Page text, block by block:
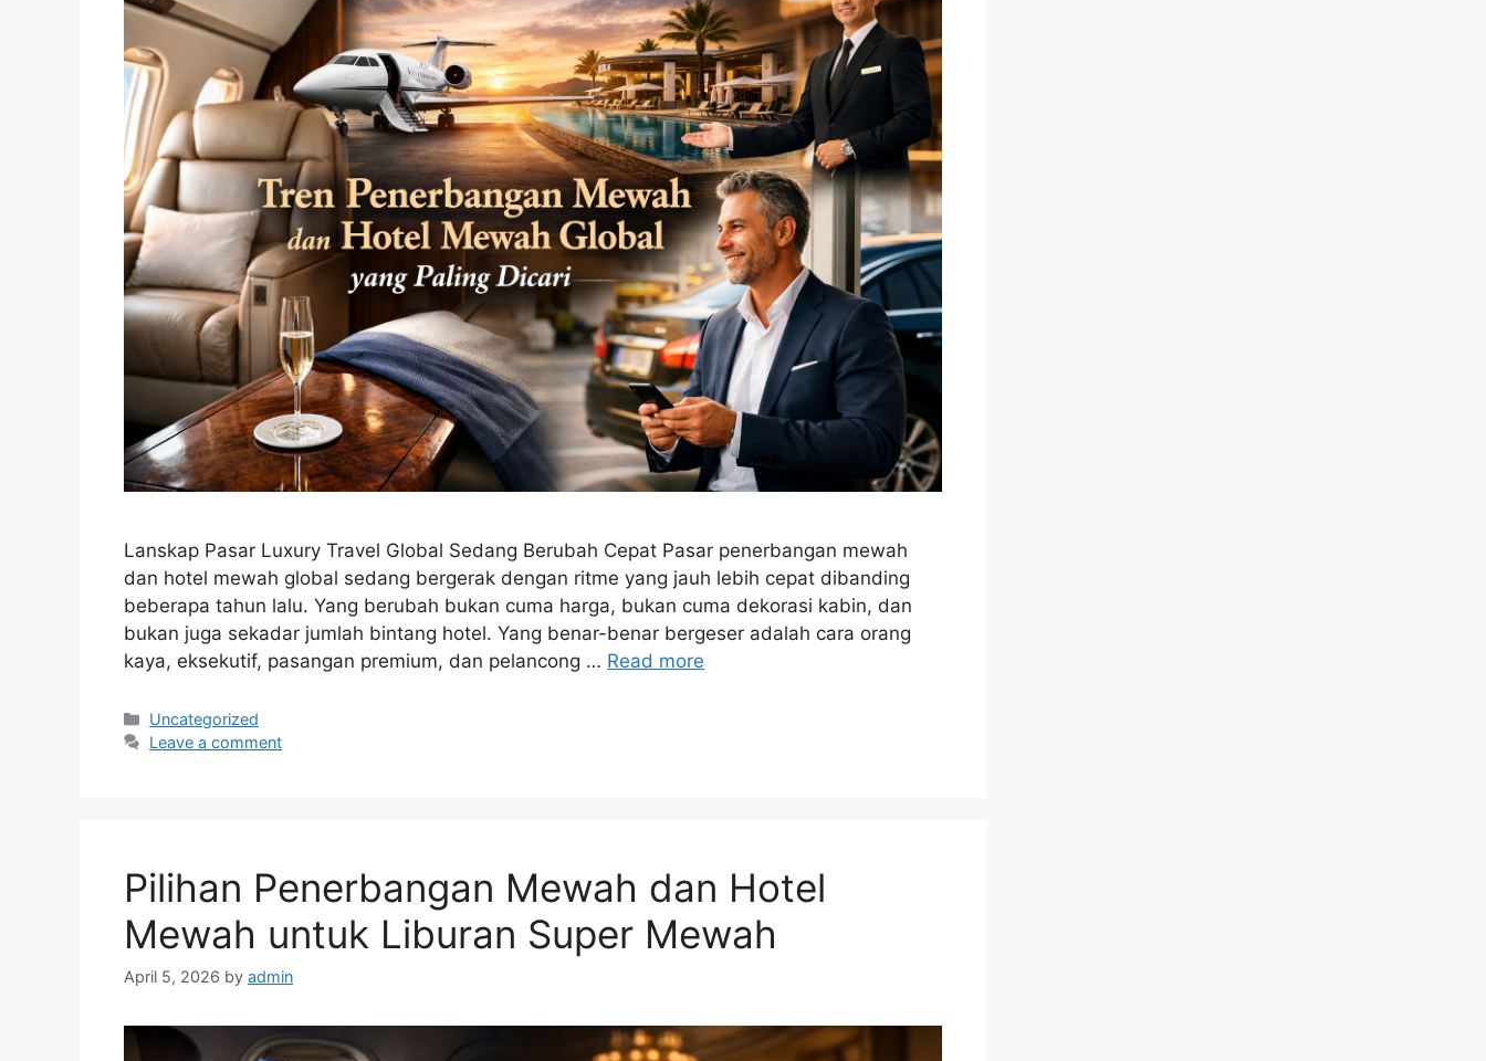
Lanskap Pasar Luxury Travel Global Sedang Berubah Cepat Pasar penerbangan mewah
dan hotel mewah global sedang bergerak dengan ritme yang jauh lebih cepat dibanding
beberapa tahun lalu. Yang berubah bukan cuma harga, bukan cuma dekorasi kabin, dan
bukan juga sekadar jumlah bintang hotel. Yang benar-benar bergeser adalah cara orang
kaya, eksekutif, pasangan premium, dan pelancong … Read more
Categories
Uncategorized
Leave a comment
Pilihan Penerbangan Mewah dan Hotel
Mewah untuk Liburan Super Mewah
April 5, 2026 by admin